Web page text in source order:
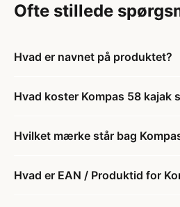
Ofte stillede
Hvad er navnet på produktet?
Hvad koster Kompas 58 kajak
Hvilket mærke står bag
Hvad er EAN / Produktid for